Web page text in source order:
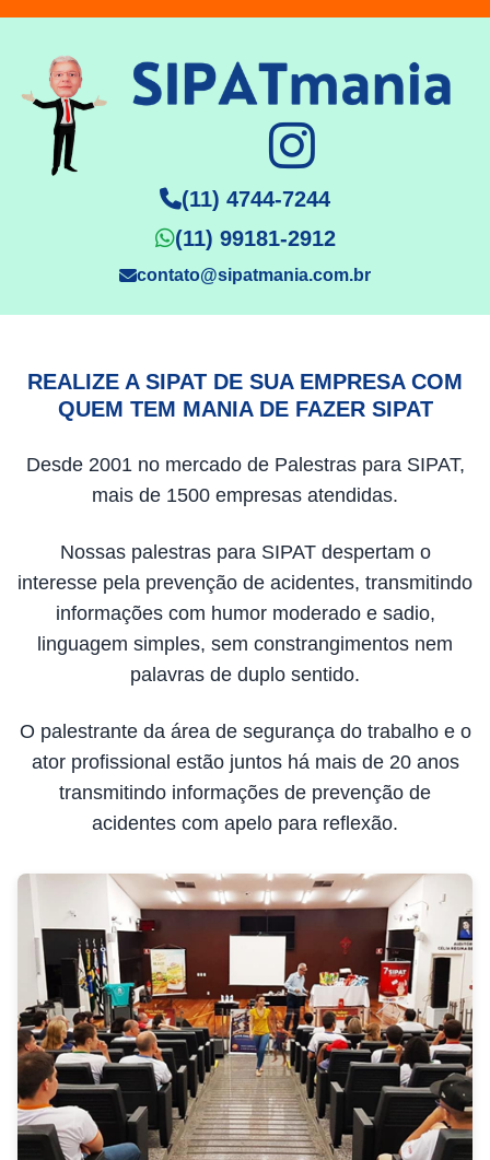
(11) 4744-7244
(11) 99181-2912
contato@sipatmania.com.br
REALIZE A SIPAT DE SUA EMPRESA COM
QUEM TEM MANIA DE FAZER SIPAT
Desde 2001 no mercado de Palestras para SIPAT,
mais de 1500 empresas atendidas.
Nossas palestras para SIPAT despertam o
interesse pela prevenção de acidentes, transmitindo
informações com humor moderado e sadio,
linguagem simples, sem constrangimentos nem
palavras de duplo sentido.
O palestrante da área de segurança do trabalho e o
ator profissional estão juntos há mais de 20 anos
transmitindo informações de prevenção de
acidentes com apelo para reflexão.